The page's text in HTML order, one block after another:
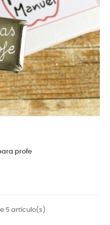
profe
5 artículo(s)